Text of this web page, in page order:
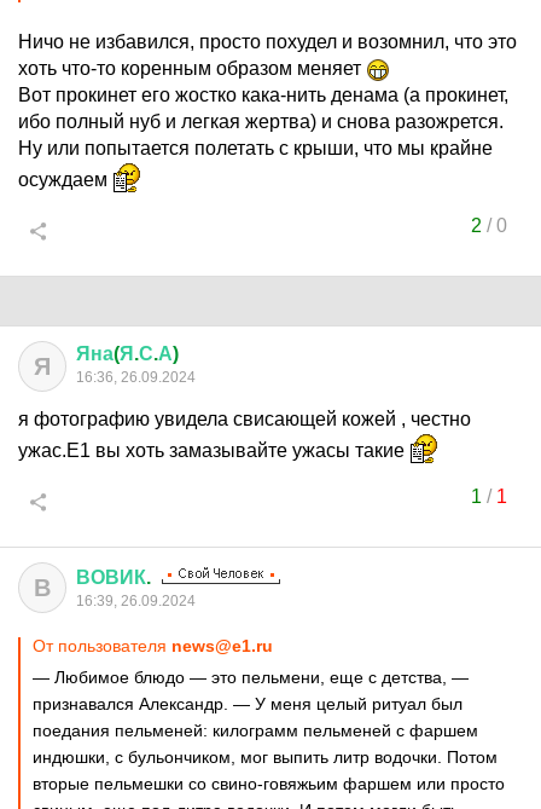
Ничо не избавился, просто похудел и возомнил, что это
хоть что-то коренным образом меняет
Вот прокинет его жостко кака-нить денама (а прокинет,
ибо полный нуб и легкая жертва) и снова разожрется.
Ну или попытается полетать с крыши, что мы крайне
осуждаем
2 /0
Я Яна(Я .С.А)
16:36, 26.09.2024
я фотографию увидела свисающей кожей , честно
ужас.Е1 вы хоть замазывайте ужасы такие
1 / 1
В ВОВИК.
16:39, 26.09.2024
От пользователя news@e1.ru
— Любимое блюдо — это пельмени, еще с детства, —
признавался Александр. — У меня целый ритуал был
поедания пельменей: килограмм пельменей с фаршем
индюшки, с бульончиком, мог выпить литр водочки. Потом
вторые пельмешки со свино-говяжьим фаршем или просто